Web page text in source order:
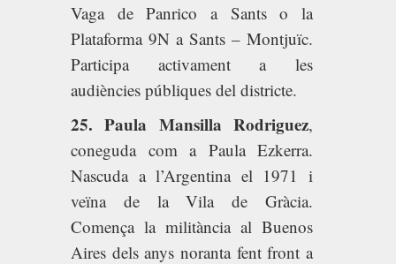
Vaga de Panrico a Sants o la
Plataforma 9N a Sants – Montjuïc.
Participa activament a les
audiències públiques del districte.
25. Paula Mansilla Rodriguez,
coneguda com a Paula Ezkerra.
Nascuda a l’Argentina el 1971 i
veïna de la Vila de Gràcia.
Comença la militància al Buenos
Aires dels anys noranta fent front a